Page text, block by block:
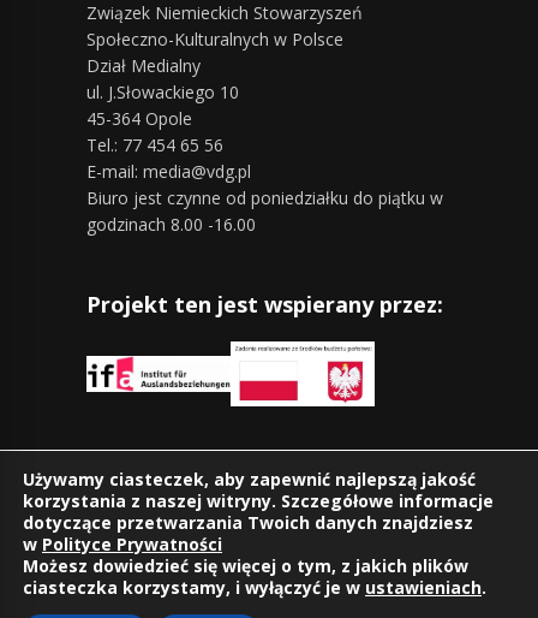
Związek Niemieckich Stowarzyszeń
Społeczno-Kulturalnych w Polsce
Dział Medialny
ul. J.Słowackiego 10
45-364 Opole
Tel.: 77 454 65 56
E-mail: media@vdg.pl
Biuro jest czynne od poniedziałku do piątku w
godzinach 8.00 -16.00
Projekt ten jest wspierany przez:
Znajdziesz nas również na:
Używamy ciasteczek, aby zapewnić najlepszą jakość
korzystania z naszej witryny. Szczegółowe informacje
dotyczące przetwarzania Twoich danych znajdziesz
w Polityce Prywatności
Możesz dowiedzieć się więcej o tym, z jakich plików
ciasteczka korzystamy, i wyłączyć je w ustawieniach.